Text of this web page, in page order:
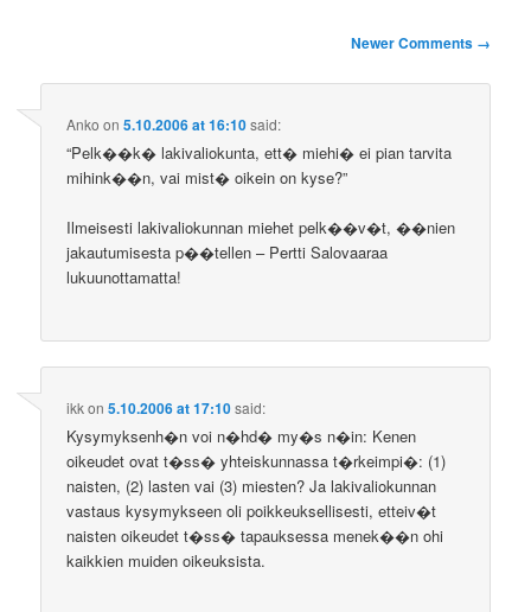
Newer Comments →
Anko on5.10.2006 at 16:10said:
“Pelk��k� lakivaliokunta, ett� miehi� ei pian tarvita
mihink��n, vai mist� oikein on kyse?”
Ilmeisesti lakivaliokunnan miehet pelk��v�t, ��nien
jakautumisesta p��tellen – Pertti Salovaaraa
lukuunottamatta!
ikkon5.10.2006 at 17:10said:
Kysymyksenh�n voi n�hd� my�s n�in: Kenen
oikeudet ovat t�ss� yhteiskunnassa t�rkeimpi�: (1)
naisten, (2) lasten vai (3) miesten? Ja lakivaliokunnan
vastaus kysymykseen oli poikkeuksellisesti, etteiv�t
naisten oikeudet t�ss� tapauksessa menek��n ohi
kaikkien muiden oikeuksista.